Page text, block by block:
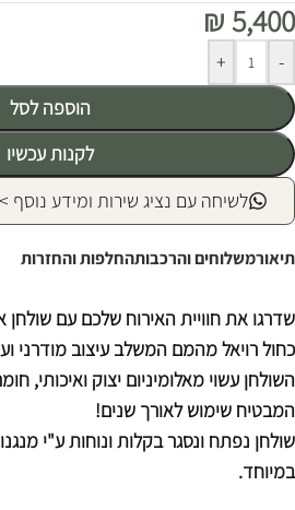
₪5,400
-
+
הוספה לסל
לקנות עכשיו
Alternative:
לשיחה עם נציג שירות ומידע נוסף
תיאורמשלוחים והרכבותהחלפות והחזרות
שדרגו את חוויית האירוח שלכם עם שולחן
כחול רויאל מהמם המשלב עיצוב מודרני
השולחן עשוי מאלומיניום יצוק ואיכותי,
המבטיח שימוש לאורך שנים!
שולחן נפתח ונסגר בקלות ונוחות ע"י
במיוחד.